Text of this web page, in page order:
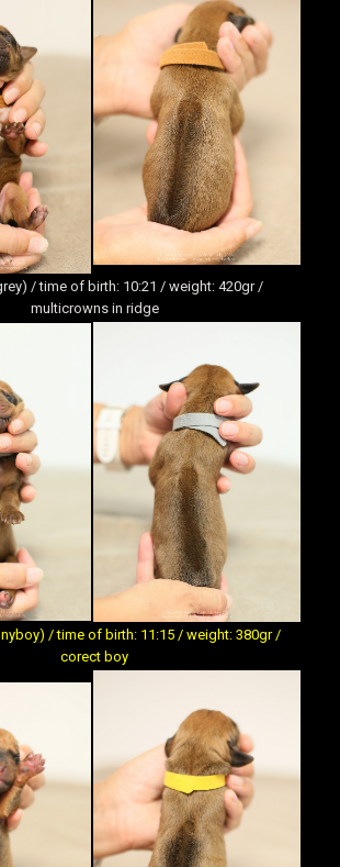
/ time of birth: 10:21 / weight: 420gr /
multicrowns in ridge
/ time of birth: 11:15 / weight: 380gr /
corect boy